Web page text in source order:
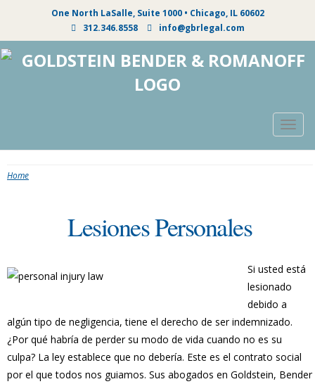
One North LaSalle, Suite 1000 • Chicago, IL 60602
312.346.8558
info@gbrlegal.com
Home
Lesiones Personales
Si usted está
lesionado
debido a
algún tipo de negligencia, tiene el derecho de ser indemnizado.
¿Por qué habría de perder su modo de vida cuando no es su
culpa? La ley establece que no debería. Este es el contrato social
por el que todos nos guiamos. Sus abogados en Goldstein, Bender